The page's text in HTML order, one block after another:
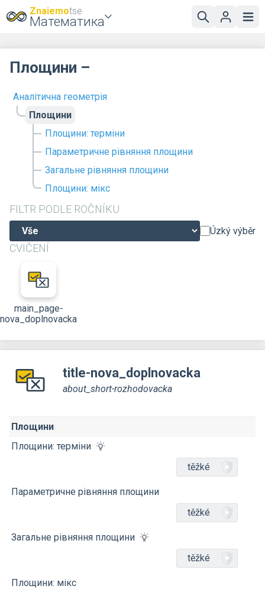
Znaiemotse
Математика
Аналітична геометрія
Площини
Площини: терміни
Параметричне рівняння площини
Загальне рівняння площини
Площини: мікс
FILTR PODLE ROČNÍKU
Úzký výběr
CVIČENÍ
main_page-
nova_doplnovacka
Площини –
title-nova_doplnovacka
about_short-rozhodovacka
Площини
Площини: терміни
těžké
Параметричне рівняння площини
těžké
Загальне рівняння площини
těžké
Площини: мікс